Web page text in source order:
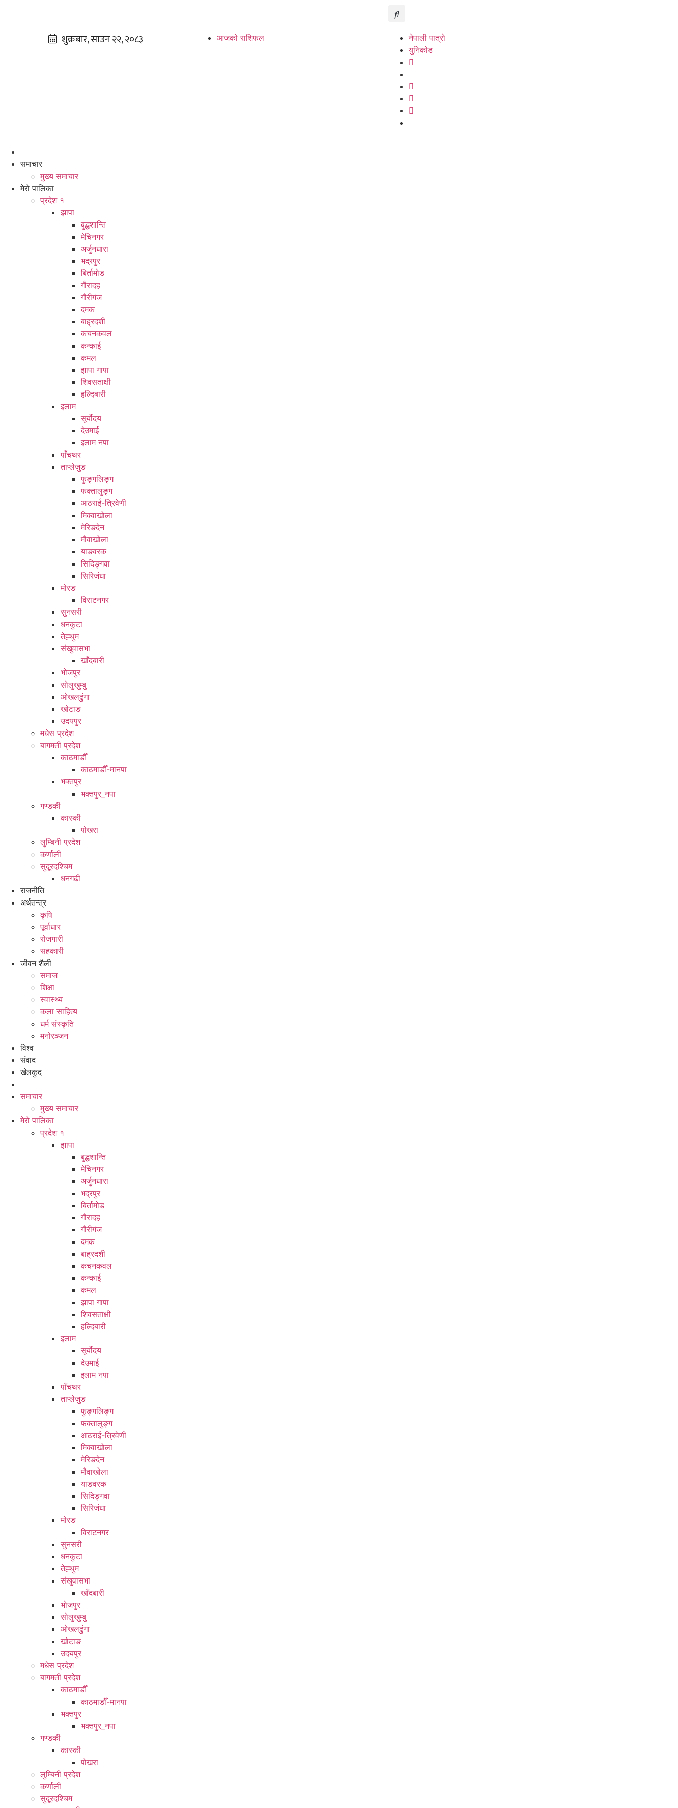
आजको राशिफल
नेपाली पात्रो
युनिकोड
समाचार
मुख्य समाचार
मेरो पालिका
प्रदेश १
झापा
बुद्धशान्ति
मेचिनगर
अर्जुनधारा
भद्रपुर
बिर्तामोड
गौरादह
गौरीगंज
दमक
बाह्रदशी
कचनकवल
कन्काई
कमल
झापा गापा
शिवसताक्षी
हल्दिबारी
इलाम
सूर्योदय
देउमाई
इलाम नपा
पाँचथर
ताप्लेजुङ
फुङ्गलिङ्ग
फक्तालुङ्ग
आठराई-त्रिवेणी
मिक्वाखोला
मेरिङदेन
मौवाखोला
याङवरक
सिदिङ्गवा
सिरिजंघा
मोरङ
विराटनगर
सुनसरी
धनकुटा
तेह्थुम
संखुवासभा
खाँदबारी
भोजपुर
सोलुखुम्बु
ओखलढुंगा
खोटाङ
उदयपुर
मधेस प्रदेश
बागमती प्रदेश
काठमाडौँ
काठमाडौँ-मानपा
भक्तपुर
भक्तपुर_नपा
गण्डकी
कास्की
पोखरा
लुम्बिनी प्रदेश
कर्णाली
सुदूरदश्चिम
धनगढी
राजनीति
अर्थतन्त्र
कृषि
पूर्वाधार
रोजगारी
सहकारी
जीवन शैली
समाज
शिक्षा
स्वास्थ्य
कला साहित्य
धर्म संस्कृति
मनोरञ्जन
विश्व
संवाद
खेलकुद
समाचार
मुख्य समाचार
मेरो पालिका
प्रदेश १
झापा
बुद्धशान्ति
मेचिनगर
अर्जुनधारा
भद्रपुर
बिर्तामोड
गौरादह
गौरीगंज
दमक
बाह्रदशी
कचनकवल
कन्काई
कमल
झापा गापा
शिवसताक्षी
हल्दिबारी
इलाम
सूर्योदय
देउमाई
इलाम नपा
पाँचथर
ताप्लेजुङ
फुङ्गलिङ्ग
फक्तालुङ्ग
आठराई-त्रिवेणी
मिक्वाखोला
मेरिङदेन
मौवाखोला
याङवरक
सिदिङ्गवा
सिरिजंघा
मोरङ
विराटनगर
सुनसरी
धनकुटा
तेह्थुम
संखुवासभा
खाँदबारी
भोजपुर
सोलुखुम्बु
ओखलढुंगा
खोटाङ
उदयपुर
मधेस प्रदेश
बागमती प्रदेश
काठमाडौँ
काठमाडौँ-मानपा
भक्तपुर
भक्तपुर_नपा
गण्डकी
कास्की
पोखरा
लुम्बिनी प्रदेश
कर्णाली
सुदूरदश्चिम